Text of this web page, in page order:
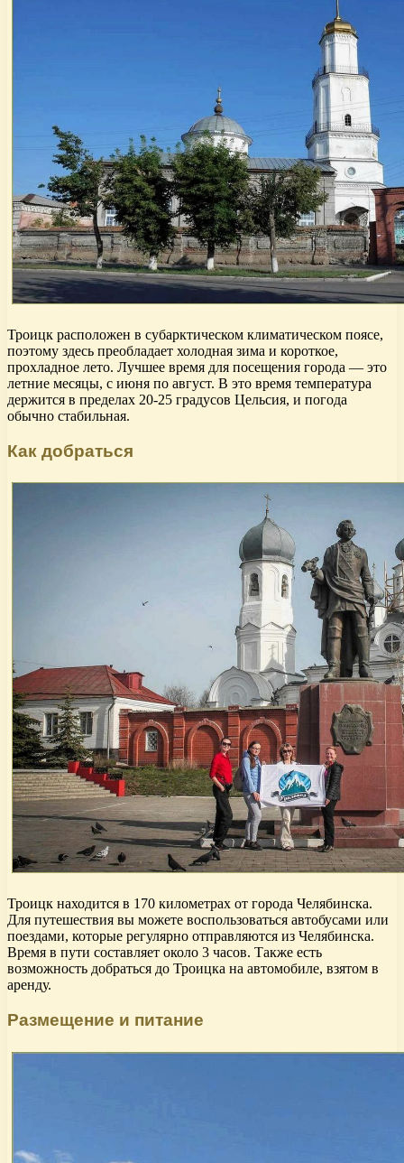
Троицк расположен в субарктическом климатическом поясе,
поэтому здесь преобладает холодная зима и короткое,
прохладное лето. Лучшее время для посещения города — это
летние месяцы, с июня по август. В это время температура
держится в пределах 20-25 градусов Цельсия, и погода
обычно стабильная.
Как добраться
Троицк находится в 170 километрах от города Челябинска.
Для путешествия вы можете воспользоваться автобусами или
поездами, которые регулярно отправляются из Челябинска.
Время в пути составляет около 3 часов. Также есть
возможность добраться до Троицка на автомобиле, взятом в
аренду.
Размещение и питание